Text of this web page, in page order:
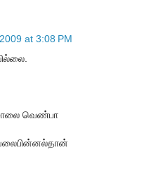
at 3:08 PM
வெண்பா
வலைபின்னல்தான்